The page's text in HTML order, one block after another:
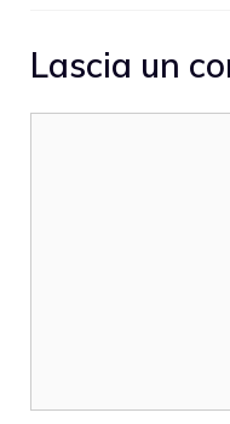
Lascia un